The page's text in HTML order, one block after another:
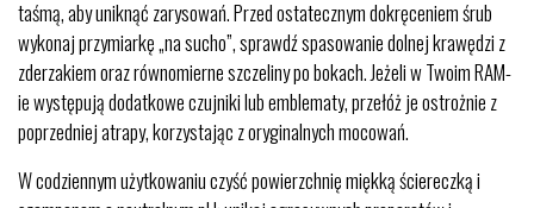
taśmą, aby uniknąć zarysowań. Przed ostatecznym dokręceniem śrub
wykonaj przymiarkę „na sucho”, sprawdź spasowanie dolnej krawędzi z
zderzakiem oraz równomierne szczeliny po bokach. Jeżeli w Twoim RAM-
ie występują dodatkowe czujniki lub emblematy, przełóż je ostrożnie z
poprzedniej atrapy, korzystając z oryginalnych mocowań.
W codziennym użytkowaniu czyść powierzchnię miękką ściereczką i